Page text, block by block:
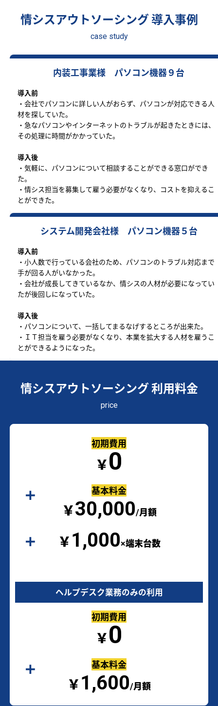
情シスアウトソーシング 導入事例
case study
内装工事業様 パソコン機器９台
導入前
・会社でパソコンに詳しい人がおらず、パソコンが対応できる人
材を探していた。
・急なパソコンやインターネットのトラブルが起きたときには、
その処理に時間がかかっていた。
導入後
・気軽に、パソコンについて相談することができる窓口ができ
た。
・情シス担当を募集して雇う必要がなくなり、コストを抑えるこ
とができた。
システム開発会社様 パソコン機器５台
導入前
・小人数で行っている会社のため、パソコンのトラブル対応まで
手が回る人がいなかった。
・会社が成長してきているなか、情シスの人材が必要になってい
たが後回しになっていた。
導入後
・パソコンについて、一括してまるなげするところが出来た。
・ＩＴ担当を雇う必要がなくなり、本業を拡大する人材を雇うこ
とができるようになった。
情シスアウトソーシング 利用料金
price
初期費用
￥0
基本料金
￥30,000/月額
￥ 1,000×端末台数
ヘルプデスク業務のみの利用
初期費用
￥0
基本料金
￥ 1,600/月額